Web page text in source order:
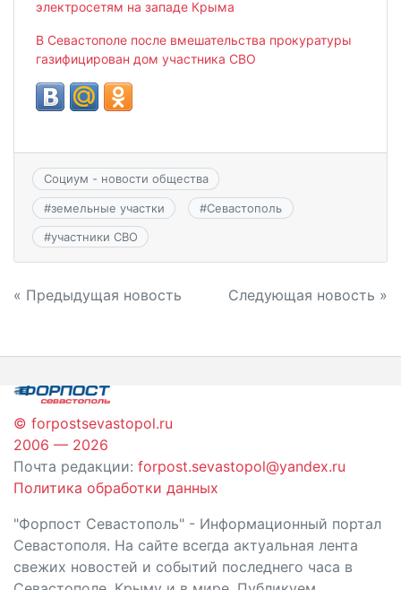
электросетям на западе Крыма
В Севастополе после вмешательства прокуратуры
газифицирован дом участника СВО
Социум - новости общества
#земельные участки #Севастополь
#участники СВО
Навигация
записям
« Предыдущая новость Следующая новость »
© forpostsevastopol.ru
2006 — 2026
Почта редакции: forpost.sevastopol@yandex.ru
Политика обработки данных
"Форпост Севастополь" - Информационный портал
Севастополя. На сайте всегда актуальная лента
свежих новостей и событий последнего часа в